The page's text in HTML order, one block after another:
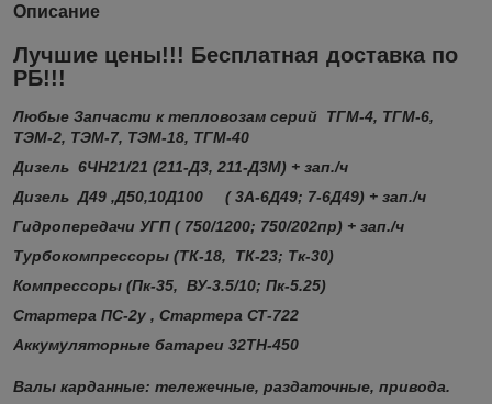
Описание
Лучшие цены!!! Бесплатная доставка по
РБ!!!
Любые Запчасти к тепловозам серий ТГМ-4, ТГМ-6,
ТЭМ-2, ТЭМ-7, ТЭМ-18, ТГМ-40
Дизель 6ЧН21/21 (211-Д3, 211-Д3М) + зап./ч
Дизель Д49 ,Д50,10Д100 ( 3А-6Д49; 7-6Д49) + зап./ч
Гидропередачи УГП ( 750/1200; 750/202пр) + зап./ч
Турбокомпрессоры (ТК-18, ТК-23; Тк-30)
Компрессоры (Пк-35, ВУ-3.5/10; Пк-5.25)
Стартера ПС-2у , Стартера СТ-722
Аккумуляторные батареи 32ТН-450
Валы карданные: тележечные, раздаточные, привода.